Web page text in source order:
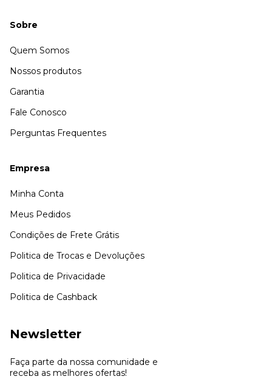
Sobre
Quem Somos
Nossos produtos
Garantia
Fale Conosco
Perguntas Frequentes
Empresa
Minha Conta
Meus Pedidos
Condições de Frete Grátis
Politica de Trocas e Devoluções
Politica de Privacidade
Politica de Cashback
Newsletter
Faça parte da nossa comunidade e
receba as melhores ofertas!